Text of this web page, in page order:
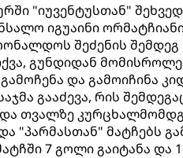
"იუვენტუსთან"
იგუაინი
შეძენის
გუნდიდან
და გამოიჩინა
გააძევა, რის
თვალზე
"პარმასთან" მატჩებს
7 გოლი გაიტანა და